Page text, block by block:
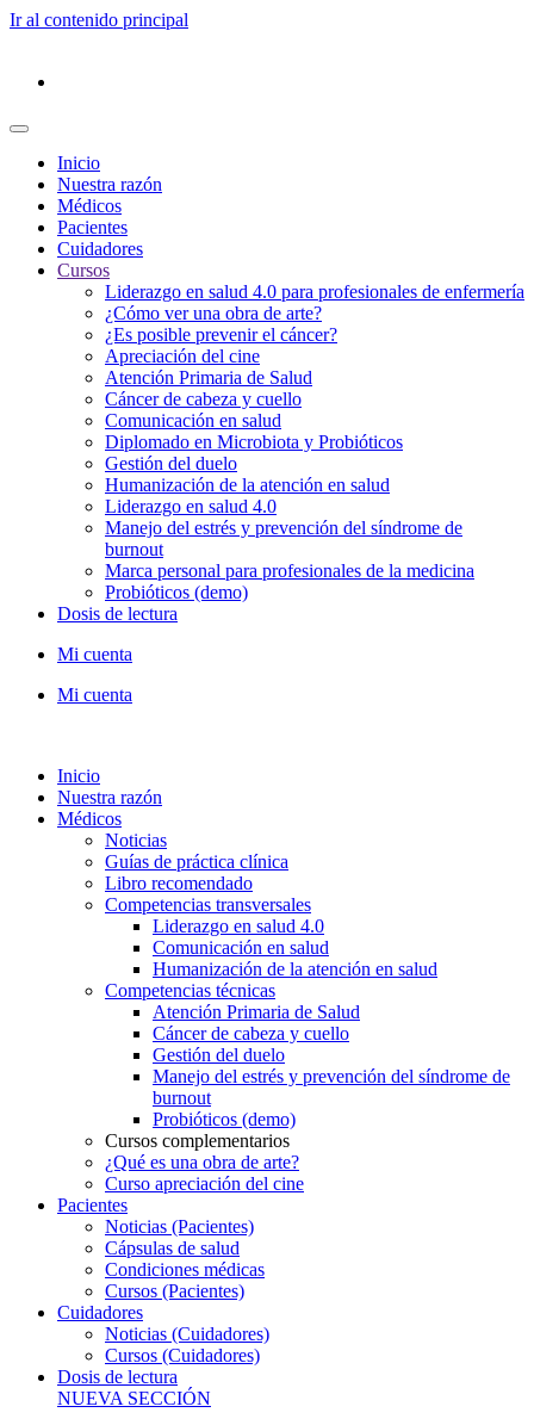
Ir al contenido principal
Inicio
Nuestra razón
Médicos
Pacientes
Cuidadores
Cursos
Liderazgo en salud 4.0 para profesionales de enfermería
¿Cómo ver una obra de arte?
¿Es posible prevenir el cáncer?
Apreciación del cine
Atención Primaria de Salud
Cáncer de cabeza y cuello
Comunicación en salud
Diplomado en Microbiota y Probióticos
Gestión del duelo
Humanización de la atención en salud
Liderazgo en salud 4.0
Manejo del estrés y prevención del síndrome de
burnout
Marca personal para profesionales de la medicina
Probióticos (demo)
Dosis de lectura
Mi cuenta
Mi cuenta
Inicio
Nuestra razón
Médicos
Noticias
Guías de práctica clínica
Libro recomendado
Competencias transversales
Liderazgo en salud 4.0
Comunicación en salud
Humanización de la atención en salud
Competencias técnicas
Atención Primaria de Salud
Cáncer de cabeza y cuello
Gestión del duelo
Manejo del estrés y prevención del síndrome de
burnout
Probióticos (demo)
Cursos complementarios
¿Qué es una obra de arte?
Curso apreciación del cine
Pacientes
Noticias (Pacientes)
Cápsulas de salud
Condiciones médicas
Cursos (Pacientes)
Cuidadores
Noticias (Cuidadores)
Cursos (Cuidadores)
Dosis de lectura
NUEVA SECCIÓN